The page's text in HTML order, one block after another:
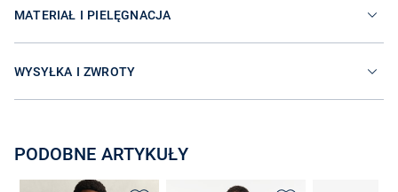
MATERIAŁ I PIELĘGNACJA
WYSYŁKA I ZWROTY
PODOBNE ARTYKUŁY